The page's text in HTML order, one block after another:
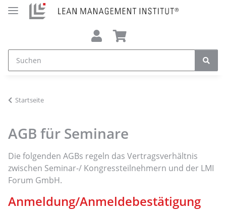
Startseite
AGB für Seminare
Die folgenden AGBs regeln das Vertragsverhältnis
zwischen Seminar-/ Kongressteilnehmern und der LMI
Forum GmbH.
Anmeldung/Anmeldebestätigung